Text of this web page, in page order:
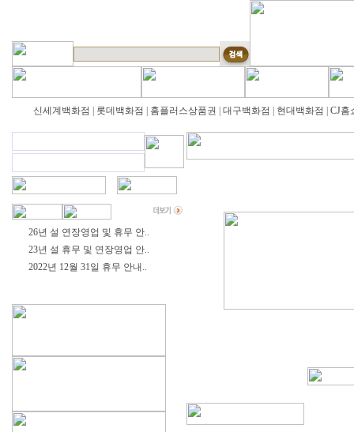
신세계백화점 롯데백화점 홈플러스상품권 대구백화점 현대백화점 CJ홈
26년 설 연장영업 및 휴무 안..
23년 설 휴무 및 연장영업 안..
2022년 12월 31일 휴무 안내..